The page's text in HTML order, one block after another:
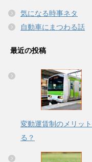
気になる時事ネタ
自動車にまつわる話
最近の投稿
変動運賃制のメリッ
る？